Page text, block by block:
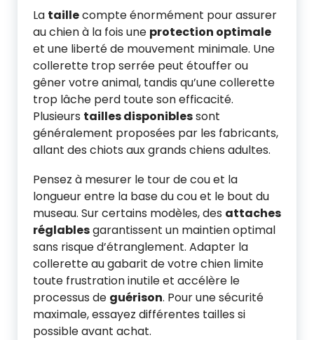
La taillecompte énormément pour assurer
au chien à la fois une protection optimale
et une liberté de mouvement minimale. Une
collerette trop serrée peut étouffer ou
gêner votre animal, tandis qu’une collerette
trop lâche perd toute son efficacité.
Plusieurs tailles disponiblessont
généralement proposées par les fabricants,
allant des chiots aux grands chiens adultes.
Pensez à mesurer le tour de cou et la
longueur entre la base du cou et le bout du
museau. Sur certains modèles, des attaches
réglablesgarantissent un maintien optimal
sans risque d’étranglement. Adapter la
collerette au gabarit de votre chien limite
toute frustration inutile et accélère le
processus de guérison. Pour une sécurité
maximale, essayez différentes tailles si
possible avant achat.